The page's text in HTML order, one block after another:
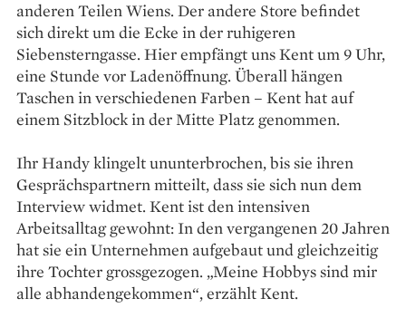
anderen Teilen Wiens. Der andere Store befindet
sich direkt um die Ecke in der ruhigeren
Siebensterngasse. Hier empfängt uns Kent um 9 Uhr,
eine Stunde vor Ladenöffnung. Überall hängen
Taschen in verschiedenen Farben – Kent hat auf
einem Sitzblock in der Mitte Platz genommen.
Ihr Handy klingelt ununterbrochen, bis sie ihren
Gesprächspartnern mitteilt, dass sie sich nun dem
Interview widmet. Kent ist den intensiven
Arbeitsalltag gewohnt: In den vergangenen 20 Jahren
hat sie ein Unternehmen aufgebaut und gleichzeitig
ihre Tochter grossgezogen. „Meine Hobbys sind mir
alle abhandengekommen“, erzählt Kent.